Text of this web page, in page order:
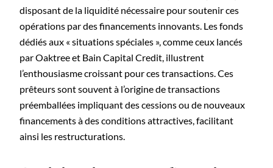
disposant de la liquidité nécessaire pour soutenir ces
opérations par des financements innovants. Les fonds
dédiés aux « situations spéciales », comme ceux lancés
par Oaktree et Bain Capital Credit, illustrent
l’enthousiasme croissant pour ces transactions. Ces
prêteurs sont souvent à l’origine de transactions
préemballées impliquant des cessions ou de nouveaux
financements à des conditions attractives, facilitant
ainsi les restructurations.